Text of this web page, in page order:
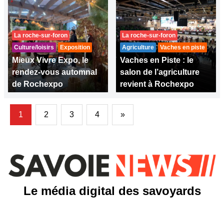
La roche-sur-foron
Culture/loisirs
Exposition
Mieux Vivre Expo, le
rendez-vous automnal
de Rochexpo
La roche-sur-foron
Agriculture
Vaches en piste
Vaches en Piste : le
salon de l’agriculture
revient à Rochexpo
1 2 3 4 »
Le média digital des savoyards